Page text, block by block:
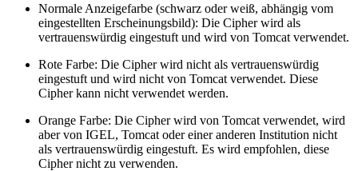
Normale Anzeigefarbe (schwarz oder weiß, abhängig vom
eingestellten Erscheinungsbild): Die Cipher wird als
vertrauenswürdig eingestuft und wird von Tomcat verwendet.
Rote Farbe: Die Cipher wird nicht als vertrauenswürdig
eingestuft und wird nicht von Tomcat verwendet. Diese
Cipher kann nicht verwendet werden.
Orange Farbe: Die Cipher wird von Tomcat verwendet, wird
aber von IGEL, Tomcat oder einer anderen Institution nicht
als vertrauenswürdig eingestuft. Es wird empfohlen, diese
Cipher nicht zu verwenden.